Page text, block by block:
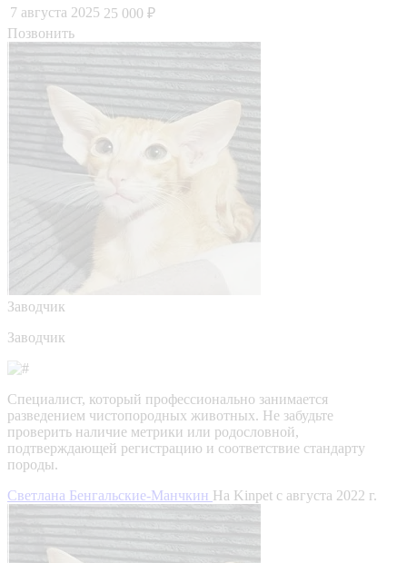
7 августа 2025 25 000 ₽
Позвонить
Заводчик
Заводчик
Специалист, который профессионально занимается
разведением чистопородных животных. Не забудьте
проверить наличие метрики или родословной,
подтверждающей регистрацию и соответствие стандарту
породы.
Светлана Бенгальские-Манчкин На Kinpet c августа 2022 г.